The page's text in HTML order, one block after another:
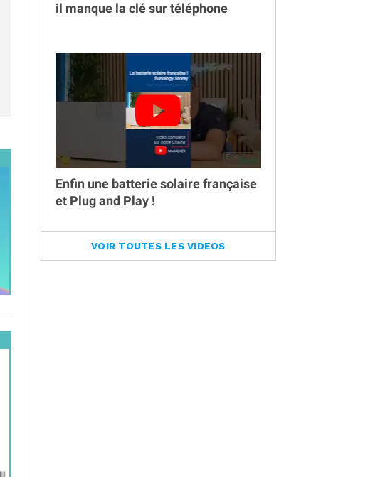
il manque la clé sur téléphone
Enfin une batterie solaire française
et Plug and Play !
VOIR TOUTES LES VIDEOS